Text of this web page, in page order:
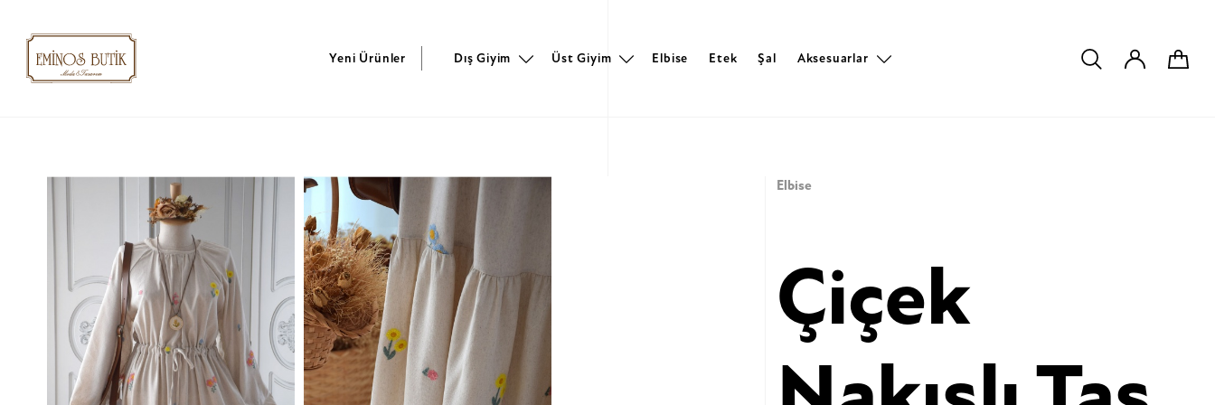
Yeni Ürünler Dış Giyim Üst Giyim Elbise Etek Şal Aksesuarlar
Elbise
Çiçek